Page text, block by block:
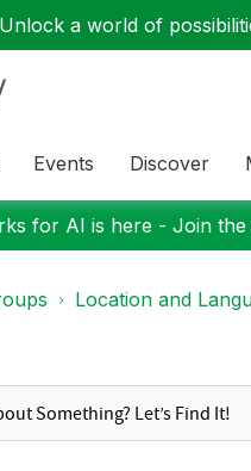
Unlock a world of
Events Discover
for AI is here - Join
Location and